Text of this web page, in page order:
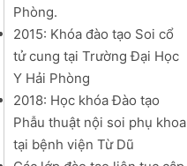
Phòng.
2015: Khóa đào tạo Soi cổ
tử cung tại Trường Đại Học
Y Hải Phòng
2018: Học khóa Đào tạo
Phẫu thuật nội soi phụ khoa
tại bệnh viện Từ Dũ